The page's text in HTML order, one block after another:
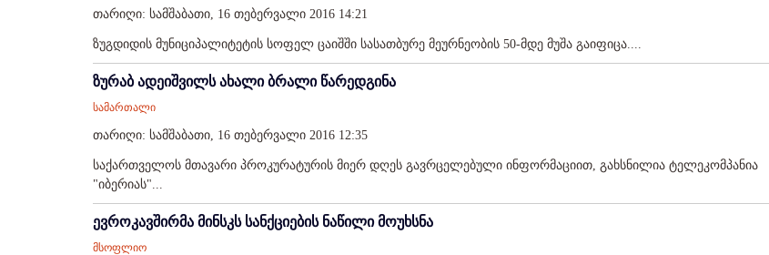
თარიღი: სამშაბათი, 16 თებერვალი 2016 14:21
ზუგდიდის მუნიციპალიტეტის სოფელ ცაიშში სასათბურე მეურნეობის 50-მდე მუშა გაიფიცა....
ზურაბ ადეიშვილს ახალი ბრალი წარედგინა
სამართალი
თარიღი: სამშაბათი, 16 თებერვალი 2016 12:35
საქართველოს მთავარი პროკურატურის მიერ დღეს გავრცელებული ინფორმაციით, გახსნილია ტელეკომპანია
"იბერიას"...
ევროკავშირმა მინსკს სანქციების ნაწილი მოუხსნა
მსოფლიო